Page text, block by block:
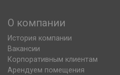
О компании
История компании
Вакансии
Корпоративным клиентам
Арендуем помещения